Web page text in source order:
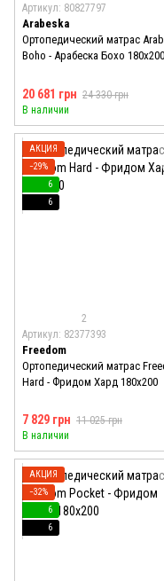
Артикул: 80827797
Arabeska
Ортопедический матрас
Boho - Арабеска Бохо 180x200
20 681 грн 24 330 грн
В наличии
АКЦИЯ
−29%
6
6
2
Артикул: 82377393
Freedom
Ортопедический матрас
Hard - Фридом Хард 180x200
7 829 грн 11 025 грн
В наличии
АКЦИЯ
−32%
6
6